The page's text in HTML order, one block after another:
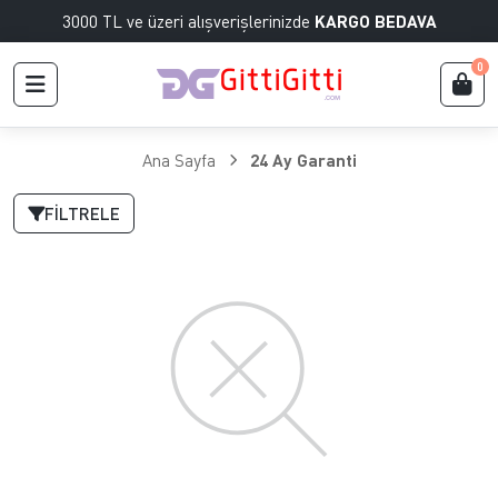
3000 TL ve üzeri alışverişlerinizde KARGO BEDAVA
0
Ana Sayfa 24 Ay Garanti
FILTRELE